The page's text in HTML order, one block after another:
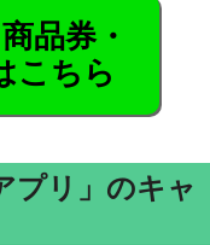
品券・
こちら
プリ」のキャ